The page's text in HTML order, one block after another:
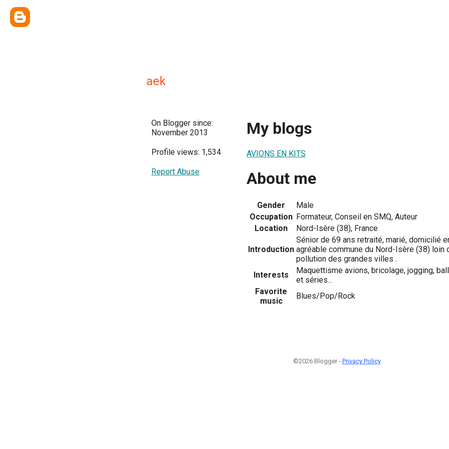
aek
On Blogger since:
November 2013
Profile views: 1,534
Report Abuse
My blogs
AVIONS EN KITS
About me
Gender
Male
Occupation Formateur, Conseil en SMQ, Auteur
Location
Nord-Isère (38), France
Introduction
Sénior de 69 ans retraité, marié, domicilié
agréable commune du Nord-Isère (38) loin
pollution des grandes villes .
Interests
Maquettisme avions, bricolage, jogging,
et séries...
Favorite
music
Blues/Pop/Rock
©2026 Blogger - Privacy Policy